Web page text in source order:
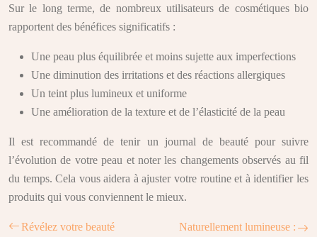
Sur le long terme, de nombreux utilisateurs de cosmétiques bio
rapportent des bénéfices significatifs :
Une peau plus équilibrée et moins sujette aux imperfections
Une diminution des irritations et des réactions allergiques
Un teint plus lumineux et uniforme
Une amélioration de la texture et de l’élasticité de la peau
Il est recommandé de tenir un journal de beauté pour suivre
l’évolution de votre peau et noter les changements observés au fil
du temps. Cela vous aidera à ajuster votre routine et à identifier les
produits qui vous conviennent le mieux.
Révélez votre beauté
Naturellement lumineuse :